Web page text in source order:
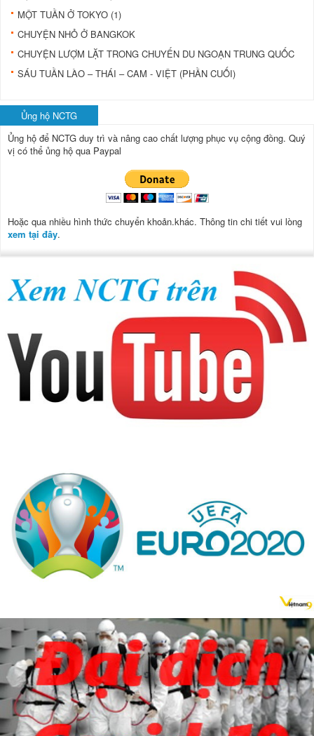
MỘT TUẦN Ở TOKYO (1)
CHUYỆN NHỎ Ở BANGKOK
CHUYỆN LƯỢM LẶT TRONG CHUYẾN DU NGOẠN TRUNG QUỐC
SÁU TUẦN LÀO – THÁI – CAM - VIỆT (PHẦN CUỐI)
Ủng hộ NCTG
Ủng hộ để NCTG duy trì và nâng cao chất lượng phục vụ cộng đồng. Quý
vị có thể ủng hộ qua Paypal
Hoặc qua nhiều hình thức chuyển khoản.khác. Thông tin chi tiết vui lòng
xem tại đây.